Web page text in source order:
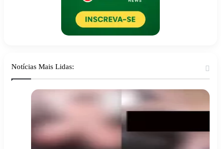
Notícias Mais Lidas: